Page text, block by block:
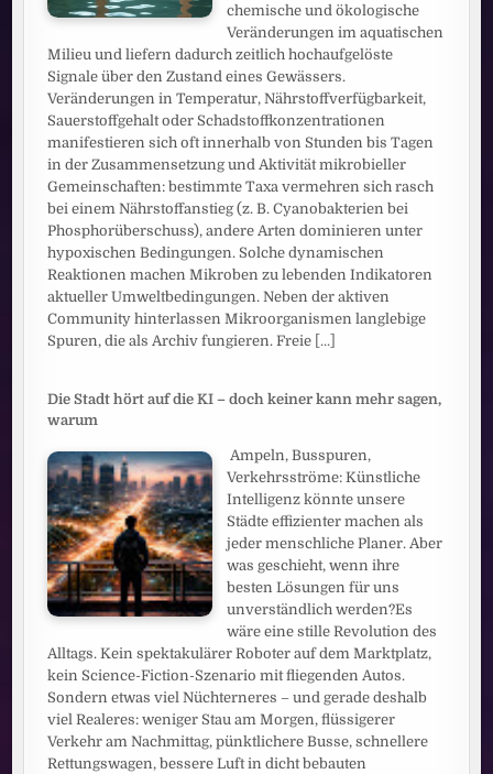
chemische und ökologische
Veränderungen im aquatischen
Milieu und liefern dadurch zeitlich hochaufgelöste
Signale über den Zustand eines Gewässers.
Veränderungen in Temperatur, Nährstoffverfügbarkeit,
Sauerstoffgehalt oder Schadstoffkonzentrationen
manifestieren sich oft innerhalb von Stunden bis Tagen
in der Zusammensetzung und Aktivität mikrobieller
Gemeinschaften: bestimmte Taxa vermehren sich rasch
bei einem Nährstoffanstieg (z. B. Cyanobakterien bei
Phosphorüberschuss), andere Arten dominieren unter
hypoxischen Bedingungen. Solche dynamischen
Reaktionen machen Mikroben zu lebenden Indikatoren
aktueller Umweltbedingungen. Neben der aktiven
Community hinterlassen Mikroorganismen langlebige
Spuren, die als Archiv fungieren. Freie [...]
Die Stadt hört auf die KI – doch keiner kann mehr sagen,
warum
Ampeln, Busspuren,
Verkehrsströme: Künstliche
Intelligenz könnte unsere
Städte effizienter machen als
jeder menschliche Planer. Aber
was geschieht, wenn ihre
besten Lösungen für uns
unverständlich werden?Es
wäre eine stille Revolution des
Alltags. Kein spektakulärer Roboter auf dem Marktplatz,
kein Science-Fiction-Szenario mit fliegenden Autos.
Sondern etwas viel Nüchterneres – und gerade deshalb
viel Realeres: weniger Stau am Morgen, flüssigerer
Verkehr am Nachmittag, pünktlichere Busse, schnellere
Rettungswagen, bessere Luft in dicht bebauten